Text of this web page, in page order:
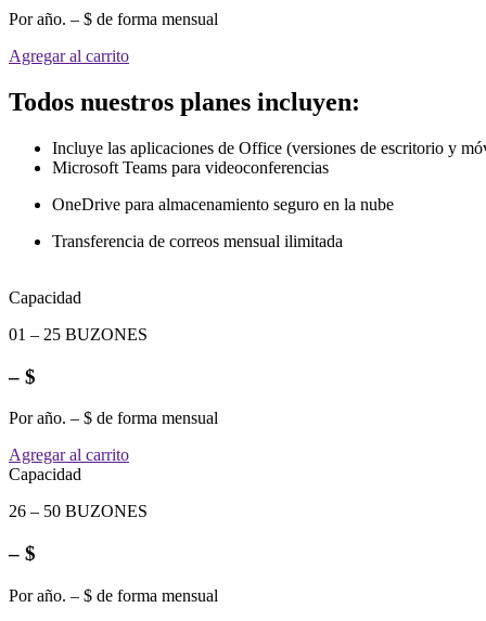
Por año. – $ de forma mensual
Agregar al carrito
Todos nuestros planes incluyen:
Incluye las aplicaciones de Office (versiones de escritorio y
Microsoft Teams para videoconferencias
OneDrive para almacenamiento seguro en la nube
Transferencia de correos mensual ilimitada
Capacidad
01 – 25 BUZONES
– $
Por año. – $ de forma mensual
Agregar al carrito
Capacidad
26 – 50 BUZONES
– $
Por año. – $ de forma mensual